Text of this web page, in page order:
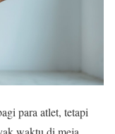
para atlet, tetapi